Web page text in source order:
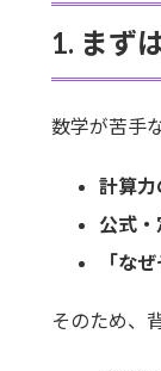
1. まず
数学が苦手
計算力
公式
「な
そのため、